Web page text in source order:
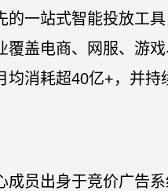
的一站式智能投放工
覆盖电商、网服、游
均消耗超40亿+，并持
成员出身于竞价广告